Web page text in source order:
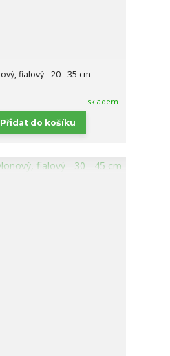
fialový - 20 - 35 cm
skladem
Přidat do košíku